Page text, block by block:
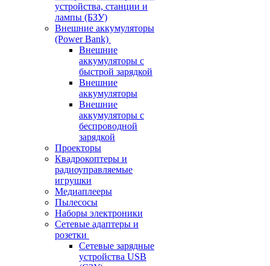
устройства, станции и
лампы (БЗУ)
Внешние аккумуляторы
(Power Bank)
Внешние
аккумуляторы с
быстрой зарядкой
Внешние
аккумуляторы
Внешние
аккумуляторы с
беспроводной
зарядкой
Проекторы
Квадрокоптеры и
радиоуправляемые
игрушки
Медиаплееры
Пылесосы
Наборы электроники
Сетевые адаптеры и
розетки
Сетевые зарядные
устройства USB